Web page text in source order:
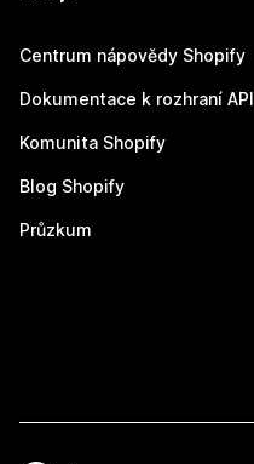
Centrum nápovědy Shopify
Dokumentace k rozhraní API
Komunita Shopify
Blog Shopify
Průzkum